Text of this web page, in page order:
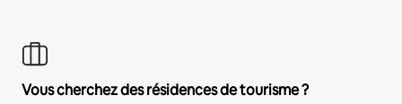
Vous cherchez des résidences de tourisme ?